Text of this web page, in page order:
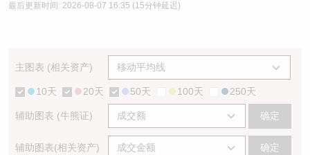
最后更新时间: 2026-08-07 16:35 (15分钟延迟)
主图表 (相关资产)
10天 20天 50天 100天 250天
辅助图表 (牛熊证) 确定
辅助图表(相关资产) 确定